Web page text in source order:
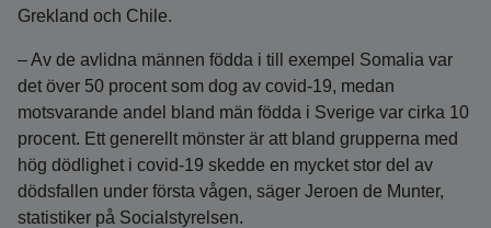
Grekland och Chile.
– Av de avlidna männen födda i till exempel Somalia var
det över 50 procent som dog av covid-19, medan
motsvarande andel bland män födda i Sverige var cirka 10
procent. Ett generellt mönster är att bland grupperna med
hög dödlighet i covid-19 skedde en mycket stor del av
dödsfallen under första vågen, säger Jeroen de Munter,
statistiker på Socialstyrelsen.